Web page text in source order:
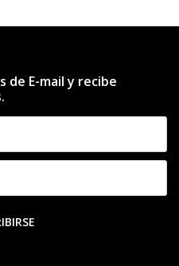
de E-mail y recibe